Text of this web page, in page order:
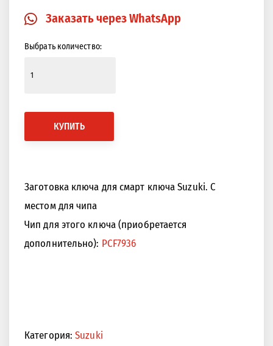
Заказать через WhatsApp
Выбрать количество:
КУПИТЬ
Заготовка ключа для смарт ключа Suzuki. С
местом для чипа
Чип для этого ключа (приобретается
дополнительно): PCF7936
Категория:Suzuki